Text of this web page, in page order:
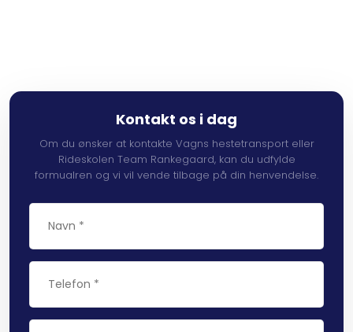
Kontakt os i dag
Om du ønsker at kontakte Vagns hestetransport eller
Rideskolen Team Rankegaard, kan du udfylde
formualren og vi vil vende tilbage på din henvendelse.